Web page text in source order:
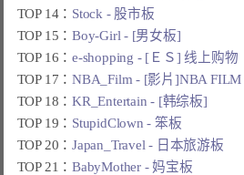
TOP 14： Stock - 股市板
TOP 15：Boy-Girl - [男女板]
TOP 16：e-shopping - [ＥＳ] 线上购物
TOP 17：NBA_Film - [影片]NBA FILM
TOP 18：KR_Entertain - [韩综板]
TOP 19： StupidClown - 笨板
TOP 20：Japan_Travel - 日本旅游板
TOP 21：BabyMother - 妈宝板